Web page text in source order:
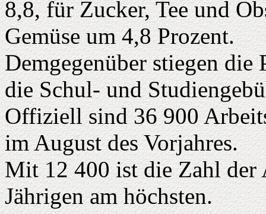
8,8, für Zucker, Tee und
Gemüse um 4,8 Prozent.
Demgegenüber stiegen
die Schul- und
Offiziell sind 36 900
im August des Vorjahres.
Mit 12 400 ist die Zahl der
Jährigen am höchsten.